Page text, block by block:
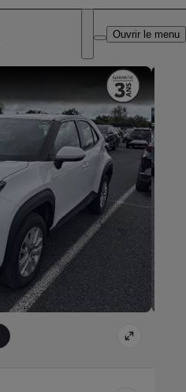
DEALER NAME
Ouvrir le menu